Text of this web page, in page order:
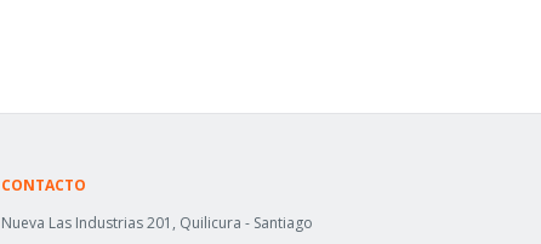
CONTACTO
Nueva Las Industrias 201, Quilicura - Santiago